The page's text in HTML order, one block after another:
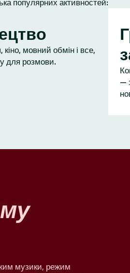
популярних активностей:
кіно, мовний обмін і все,
для розмови.
—
музики, режим